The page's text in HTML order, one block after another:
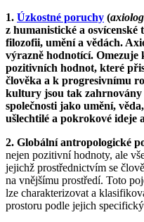
1. Úzkostné poruchy (
z humanistické a
filozofii, umění a vědách.
výrazně hodnotící.
pozitivních hodnot, které
člověka a k progresivnímu
kultury jsou tak
společnosti jako umění,
ušlechtilé a pokrokové ideje
2. Globální antropologické
nejen pozitivní hodnoty, ale
jejichž prostřednictvím se
na vnějšímu prostředí. Toto
lze charakterizovat a
prostoru podle jejich